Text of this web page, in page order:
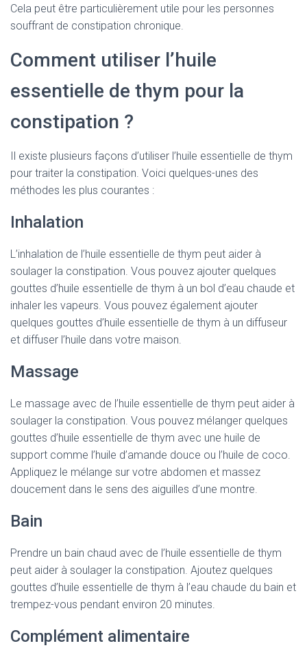
Cela peut être particulièrement utile pour les personnes
souffrant de constipation chronique.
Comment utiliser l’huile
essentielle de thym pour la
constipation ?
Il existe plusieurs façons d’utiliser l’huile essentielle de thym
pour traiter la constipation. Voici quelques-unes des
méthodes les plus courantes :
Inhalation
L’inhalation de l’huile essentielle de thym peut aider à
soulager la constipation. Vous pouvez ajouter quelques
gouttes d’huile essentielle de thym à un bol d’eau chaude et
inhaler les vapeurs. Vous pouvez également ajouter
quelques gouttes d’huile essentielle de thym à un diffuseur
et diffuser l’huile dans votre maison.
Massage
Le massage avec de l’huile essentielle de thym peut aider à
soulager la constipation. Vous pouvez mélanger quelques
gouttes d’huile essentielle de thym avec une huile de
support comme l’huile d’amande douce ou l’huile de coco.
Appliquez le mélange sur votre abdomen et massez
doucement dans le sens des aiguilles d’une montre.
Bain
Prendre un bain chaud avec de l’huile essentielle de thym
peut aider à soulager la constipation. Ajoutez quelques
gouttes d’huile essentielle de thym à l’eau chaude du bain et
trempez-vous pendant environ 20 minutes.
Complément alimentaire